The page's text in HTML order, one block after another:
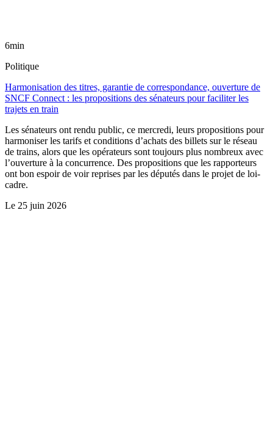
6min
Politique
Harmonisation des titres, garantie de correspondance, ouverture de
SNCF Connect : les propositions des sénateurs pour faciliter les
trajets en train
Les sénateurs ont rendu public, ce mercredi, leurs propositions pour
harmoniser les tarifs et conditions d’achats des billets sur le réseau
de trains, alors que les opérateurs sont toujours plus nombreux avec
l’ouverture à la concurrence. Des propositions que les rapporteurs
ont bon espoir de voir reprises par les députés dans le projet de loi-
cadre.
Le 25 juin 2026